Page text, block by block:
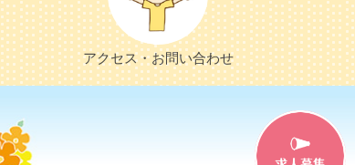
アクセス・お問い合わせ